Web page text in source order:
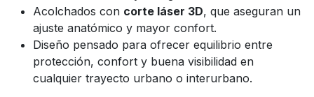
Acolchados con corte láser 3D, que aseguran un
ajuste anatómico y mayor confort.
Diseño pensado para ofrecer equilibrio entre
protección, confort y buena visibilidad en
cualquier trayecto urbano o interurbano.